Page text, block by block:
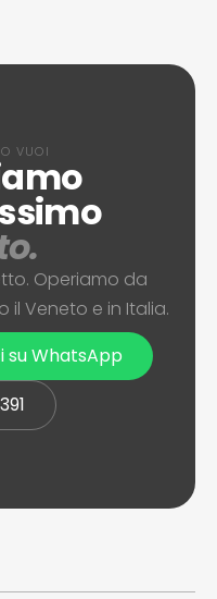
VUOI
Operiamo da
il Veneto e in Italia.
su WhatsApp